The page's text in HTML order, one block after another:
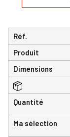
Réf.
Produit
Dimensions
Quantité
Ma sélection